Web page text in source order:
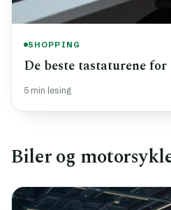
SHOPPING
De beste tastaturene
5 min lesing
Biler og